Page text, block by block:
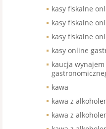
kasy fiskalne
kasy fiskalne
kasy fiskalne
kasy online
kaucja
kawa
kawa z
kawa z